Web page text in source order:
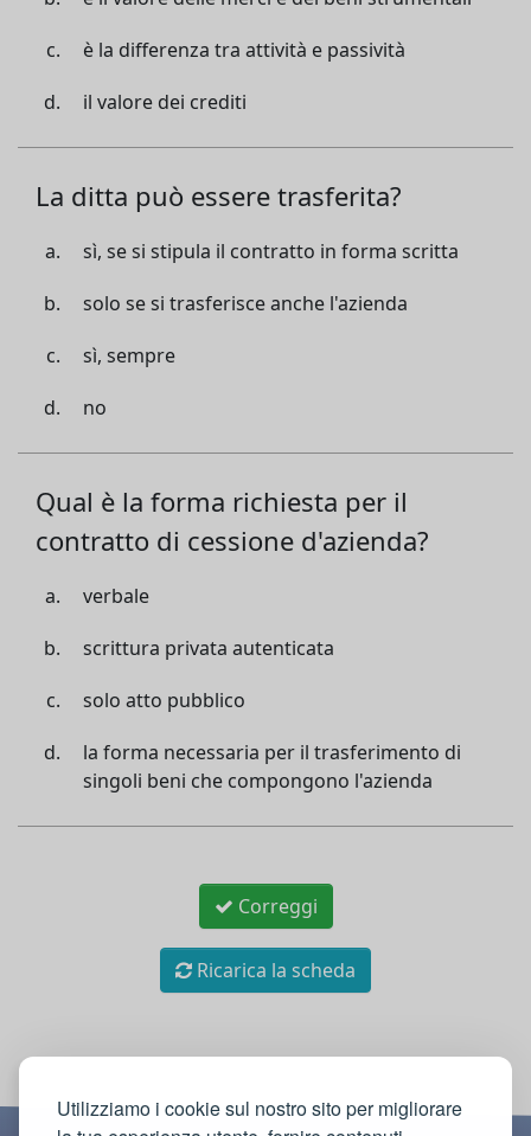
Utilizziamo i cookie sul nostro sito per migliorare
è la differenza tra attività e passività
il valore dei crediti
La ditta può essere trasferita?
sì, se si stipula il contratto in forma scritta
solo se si trasferisce anche l'azienda
sì, sempre
no
Qual è la forma richiesta per il
contratto di cessione d'azienda?
verbale
scrittura privata autenticata
solo atto pubblico
la forma necessaria per il trasferimento di
singoli beni che compongono l'azienda
Correggi
Ricarica la scheda